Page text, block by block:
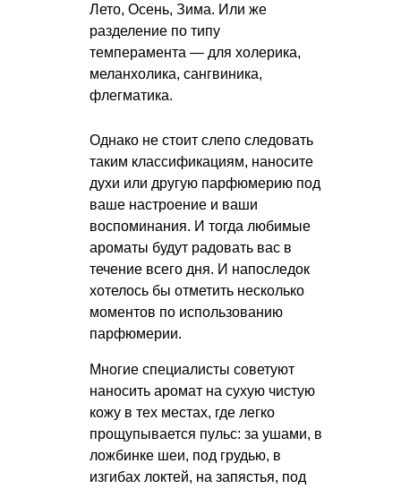
Лето, Осень, Зима. Или же
разделение по типу
темперамента — для холерика,
меланхолика, сангвиника,
флегматика.
Однако не стоит слепо следовать
таким классификациям, наносите
духи или другую парфюмерию под
ваше настроение и ваши
воспоминания. И тогда любимые
ароматы будут радовать вас в
течение всего дня. И напоследок
хотелось бы отметить несколько
моментов по использованию
парфюмерии.
Многие специалисты советуют
наносить аромат на сухую чистую
кожу в тех местах, где легко
прощупывается пульс: за ушами, в
ложбинке шеи, под грудью, в
изгибах локтей, на запястья, под